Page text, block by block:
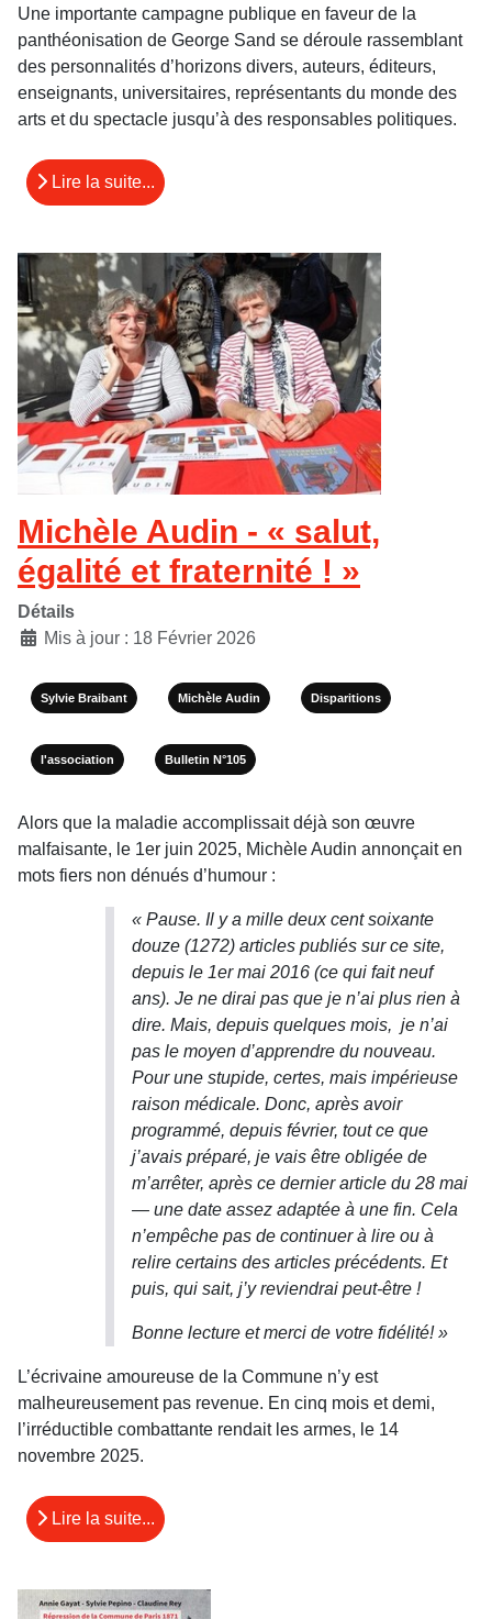
Une importante campagne publique en faveur de la
panthéonisation de George Sand se déroule rassemblant
des personnalités d’horizons divers, auteurs, éditeurs,
enseignants, universitaires, représentants du monde des
arts et du spectacle jusqu’à des responsables politiques.
Lire la suite...
Michèle Audin - « salut,
égalité et fraternité ! »
Détails
Mis à jour : 18 Février 2026
Sylvie Braibant Michèle Audin Disparitions
l'association Bulletin N°105
Alors que la maladie accomplissait déjà son œuvre
malfaisante, le 1er juin 2025, Michèle Audin annonçait en
mots fiers non dénués d’humour :
« Pause. Il y a mille deux cent soixante
douze (1272) articles publiés sur ce site,
depuis le 1er mai 2016 (ce qui fait neuf
ans). Je ne dirai pas que je n’ai plus rien à
dire. Mais, depuis quelques mois, je n’ai
pas le moyen d’apprendre du nouveau.
Pour une stupide, certes, mais impérieuse
raison médicale. Donc, après avoir
programmé, depuis février, tout ce que
j’avais préparé, je vais être obligée de
m’arrêter, après ce dernier article du 28 mai
— une date assez adaptée à une fin. Cela
n’empêche pas de continuer à lire ou à
relire certains des articles précédents. Et
puis, qui sait, j’y reviendrai peut-être !
Bonne lecture et merci de votre fidélité! »
L’écrivaine amoureuse de la Commune n’y est
malheureusement pas revenue. En cinq mois et demi,
l’irréductible combattante rendait les armes, le 14
novembre 2025.
Lire la suite...